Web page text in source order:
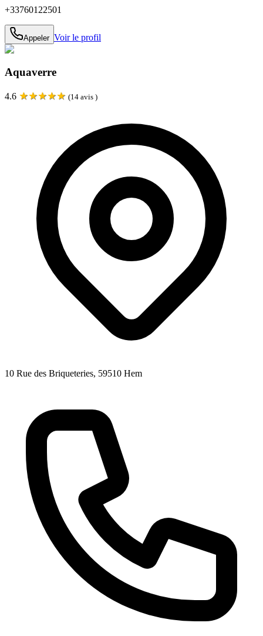
+33760122501
Appeler Voir le profil
Aquaverre
4.6 ★★★★★ (14 avis )
10 Rue des Briqueteries, 59510 Hem